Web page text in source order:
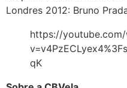
Londres 2012: Bruno
https://
qK